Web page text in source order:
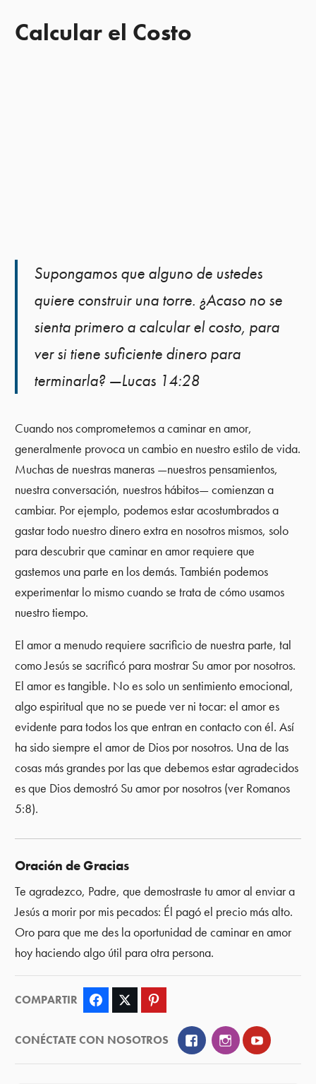
Calcular el Costo
Supongamos que alguno de ustedes
quiere construir una torre. ¿Acaso no se
sienta primero a calcular el costo, para
ver si tiene suficiente dinero para
terminarla? —Lucas 14:28
Cuando nos comprometemos a caminar en amor,
generalmente provoca un cambio en nuestro estilo de vida.
Muchas de nuestras maneras —nuestros pensamientos,
nuestra conversación, nuestros hábitos— comienzan a
cambiar. Por ejemplo, podemos estar acostumbrados a
gastar todo nuestro dinero extra en nosotros mismos, solo
para descubrir que caminar en amor requiere que
gastemos una parte en los demás. También podemos
experimentar lo mismo cuando se trata de cómo usamos
nuestro tiempo.
El amor a menudo requiere sacrificio de nuestra parte, tal
como Jesús se sacrificó para mostrar Su amor por nosotros.
El amor es tangible. No es solo un sentimiento emocional,
algo espiritual que no se puede ver ni tocar: el amor es
evidente para todos los que entran en contacto con él. Así
ha sido siempre el amor de Dios por nosotros. Una de las
cosas más grandes por las que debemos estar agradecidos
es que Dios demostró Su amor por nosotros (ver Romanos
5:8).
Oración de Gracias
Te agradezco, Padre, que demostraste tu amor al enviar a
Jesús a morir por mis pecados: Él pagó el precio más alto.
Oro para que me des la oportunidad de caminar en amor
hoy haciendo algo útil para otra persona.
COMPARTIR Facebook Twitter
CONÉCTATE CON NOSOTROS FacebookInstagramYouTube